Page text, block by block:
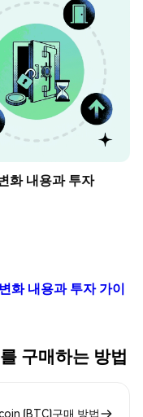
화 내용과 투자
화 내용과 투자 가이
구매하는 방법
(BTC)구매 방법